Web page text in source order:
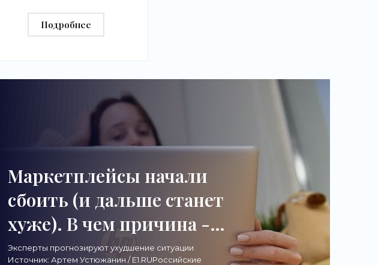
на детские центры
— откровения
Подробнее
Маркетплейсы начали
сбоить (и дальше станет
хуже). В чем причина -
«Новости бизнеса»
Эксперты прогнозируют ухудшение ситуации
Источник: Артем Устюжанин / E1.RUРоссийские